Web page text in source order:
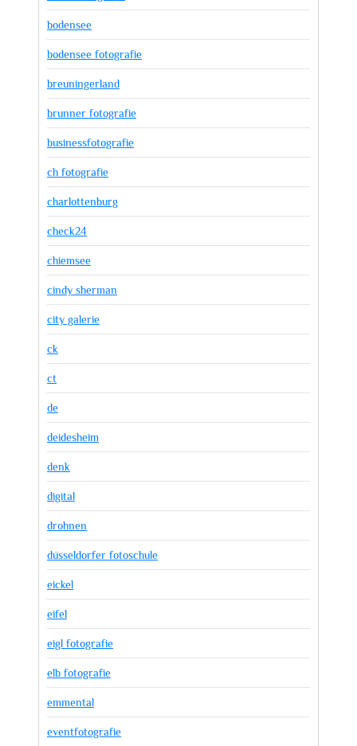
bodensee
bodensee fotografie
breuningerland
brunner fotografie
businessfotografie
ch fotografie
charlottenburg
check24
chiemsee
cindy sherman
city galerie
ck
ct
de
deidesheim
denk
digital
drohnen
düsseldorfer fotoschule
eickel
eifel
eigl fotografie
elb fotografie
emmental
eventfotografie